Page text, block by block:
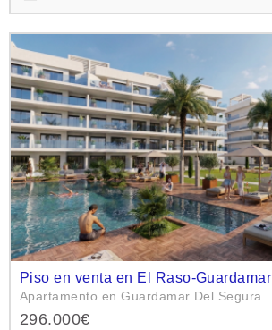
Piso en venta en El Raso-Guardamar
Apartamento en Guardamar Del Segura
296.000€